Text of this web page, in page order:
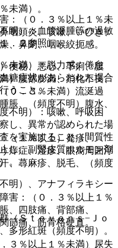
：（０．３％以上１％未
咽頭炎、咳嗽、いびき、
、鼻閉、咽喉絞扼感。
便秘、悪心、下痢、腹
）腹部膨満、消化不良、
０．３％未満）流涎過
脹、（頻度不明）腹水、
（１％以上）発疹、
痒症、湿疹、眼窩周囲浮
、蕁麻疹、脱毛、（頻度
害：（０．３％以上１％
、四肢痛、背部痛、
節痛、筋骨格硬直。
３％以上１％未満）尿失
未満）。
明）：血管浮腫等の過敏
．２参照〕。
未満）：脱力感、倦怠
糖症状があらわれた場合
うこと。
不明）：咳嗽、呼吸困
し、異常が認められた場
を実施すること（間質性
し、副腎皮質ホルモン剤
。
明）、アナフィラキシー
（Ｓｔｅｖｅｎｓ−Ｊｏ
多形紅斑（頻度不明）。